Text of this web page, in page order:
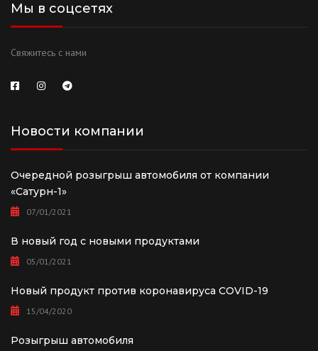
Мы в соцсетях
Свяжитесь с нами
Новости компании
Очередной розыгрыш автомобиля от компании
«Сатурн-1»
07/01/2021
В новый год с новыми продуктами
05/01/2021
Новый продукт против коронавируса COVID-19
15/04/2020
Розыгрыш автомобиля